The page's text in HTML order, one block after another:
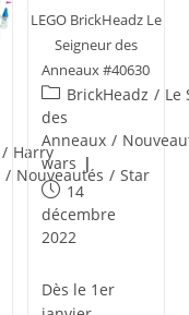
/ Harry
/ Nouveautés / Star
LEGO BrickHeadz Le
Seigneur des
Anneaux #40630
Post
category:
BrickHeadz / Le
des
Anneaux /
wars
Publication
publiée :
14
décembre
2022
Dès le 1er